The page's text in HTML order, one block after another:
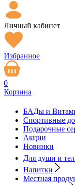
Личный кабинет
Избранное
0
Корзина
БАДы и
Спортивные
Подарочные
Акции
Новинки
Для души и
Напитки
Местная